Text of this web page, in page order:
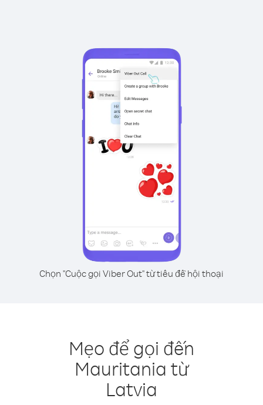
Chọn "Cuộc gọi Viber Out" từ tiêu đề hội thoại
Mẹo để gọi đến
Mauritania từ
Latvia